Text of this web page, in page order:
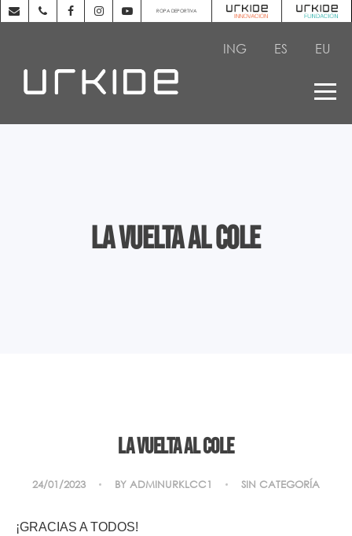
ROPA DEPORTIVA
ING ES EU
La vuelta al cole
La vuelta al cole
24/01/2023 BY ADMINURKLCC1 SIN CATEGORÍA
¡GRACIAS A TODOS!